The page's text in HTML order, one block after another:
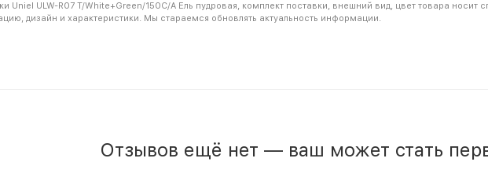
Uniel ULW-R07 T/White+Green/150C/A Ель пудровая, комплект поставки, внешний вид, цвет товара носит
дизайн и характеристики. Мы стараемся обновлять актуальность информации.
Отзывов ещё нет — ваш может стать